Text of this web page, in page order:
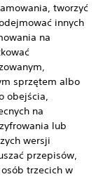
tworzyć
innych
na
sprzętem albo
obejścia,
na
lub
wersji
przepisów,
trzecich w